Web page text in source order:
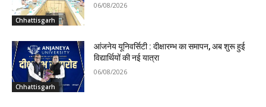
Chhattisgarh
06/08/2026
Chhattisgarh
आंजनेय यूनिवर्सिटी : दीक्षारम्भ का समापन, अब शुरू हुई
विद्यार्थियों की नई यात्रा
06/08/2026